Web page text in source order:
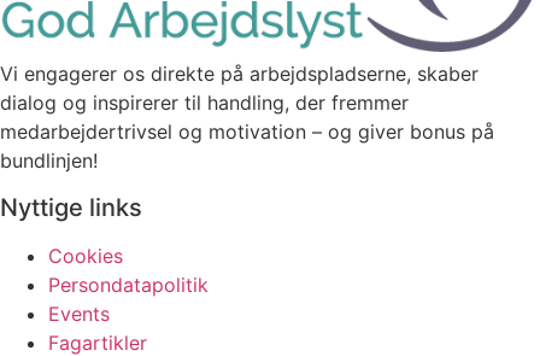
Vi engagerer os direkte på arbejdspladserne, skaber
dialog og inspirerer til handling, der fremmer
medarbejdertrivsel og motivation – og giver bonus på
bundlinjen!
Nyttige links
Cookies
Persondatapolitik
Events
Fagartikler